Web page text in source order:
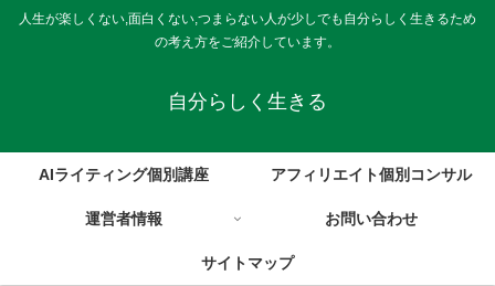
人生が楽しくない,面白くない,つまらない人が少しでも自分らしく生きるため
の考え方をご紹介しています。
自分らしく生きる
AIライティング個別講座 アフィリエイト個別コンサル
運営者情報 お問い合わせ
サイトマップ